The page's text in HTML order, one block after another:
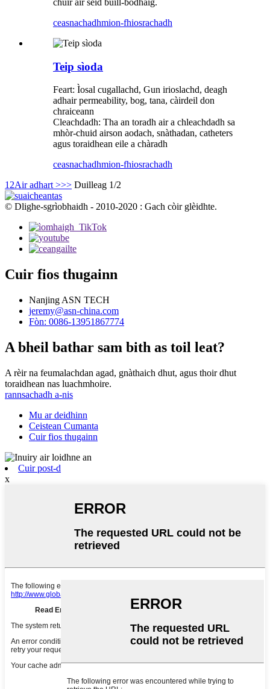
chuir air sèid buill-bodhaig.
ceasnachadhmion-fhiosrachadh
Teip sìoda
Feart: Ìosal cugallachd, Gun irioslachd, deagh
adhair permeability, bog, tana, càirdeil don
chraiceann
Cleachdadh: Tha an toradh air a chleachdadh sa
mhòr-chuid airson aodach, snàthadan, catheters
agus toraidhean eile a chàradh
ceasnachadhmion-fhiosrachadh
12Air adhart >>> Duilleag 1/2
© Dlighe-sgrìobhaidh - 2010-2020 : Gach còir glèidhte.
Cuir fios thugainn
Nanjing ASN TECH
jeremy@asn-china.com
Fòn: 0086-13951867774
A bheil bathar sam bith as toil leat?
A rèir na feumalachdan agad, gnàthaich dhut, agus thoir dhut
toraidhean nas luachmhoire.
rannsachadh a-nis
Mu ar deidhinn
Ceistean Cumanta
Cuir fios thugainn
Cuir post-d
x